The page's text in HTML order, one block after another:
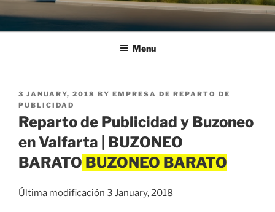
Menu
POSTED
ON
3 JANUARY, 2018 BY EMPRESA DE REPARTO DE
PUBLICIDAD
Reparto de Publicidad y Buzoneo
en Valfarta | BUZONEO
BARATO
Última modificación 3 January, 2018